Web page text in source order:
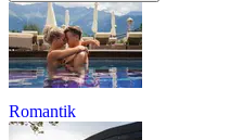
Romantik